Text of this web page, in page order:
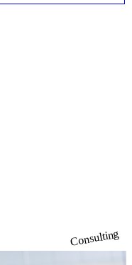
世界のFinTech Ranki
「一気通貫体制」が
サルタントが集うXs
部抜粋 - 伊勢山 昇吾氏:
：新卒でベイカレン
Xspearに参画 - 梶田
戦略策定、DX戦略立
造装置の需要も伸長
production.appspot.co
20260224131052_2abe7
https://storag
築をめざす「キャリ
の決められた労働時
員の自己裁量に委
ら効率的に働くこと
休2日制 2025年度の
Consulting